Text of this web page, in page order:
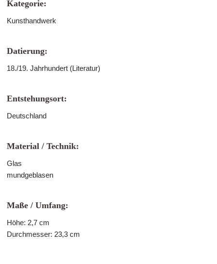
Kategorie:
Kunsthandwerk
Datierung:
18./19. Jahrhundert (Literatur)
Entstehungsort:
Deutschland
Material / Technik:
Glas
mundgeblasen
Maße / Umfang:
Höhe: 2,7 cm
Durchmesser: 23,3 cm